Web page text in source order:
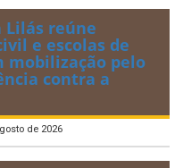
Lilás reúne
e escolas de
mobilização pelo
contra a
de 2026